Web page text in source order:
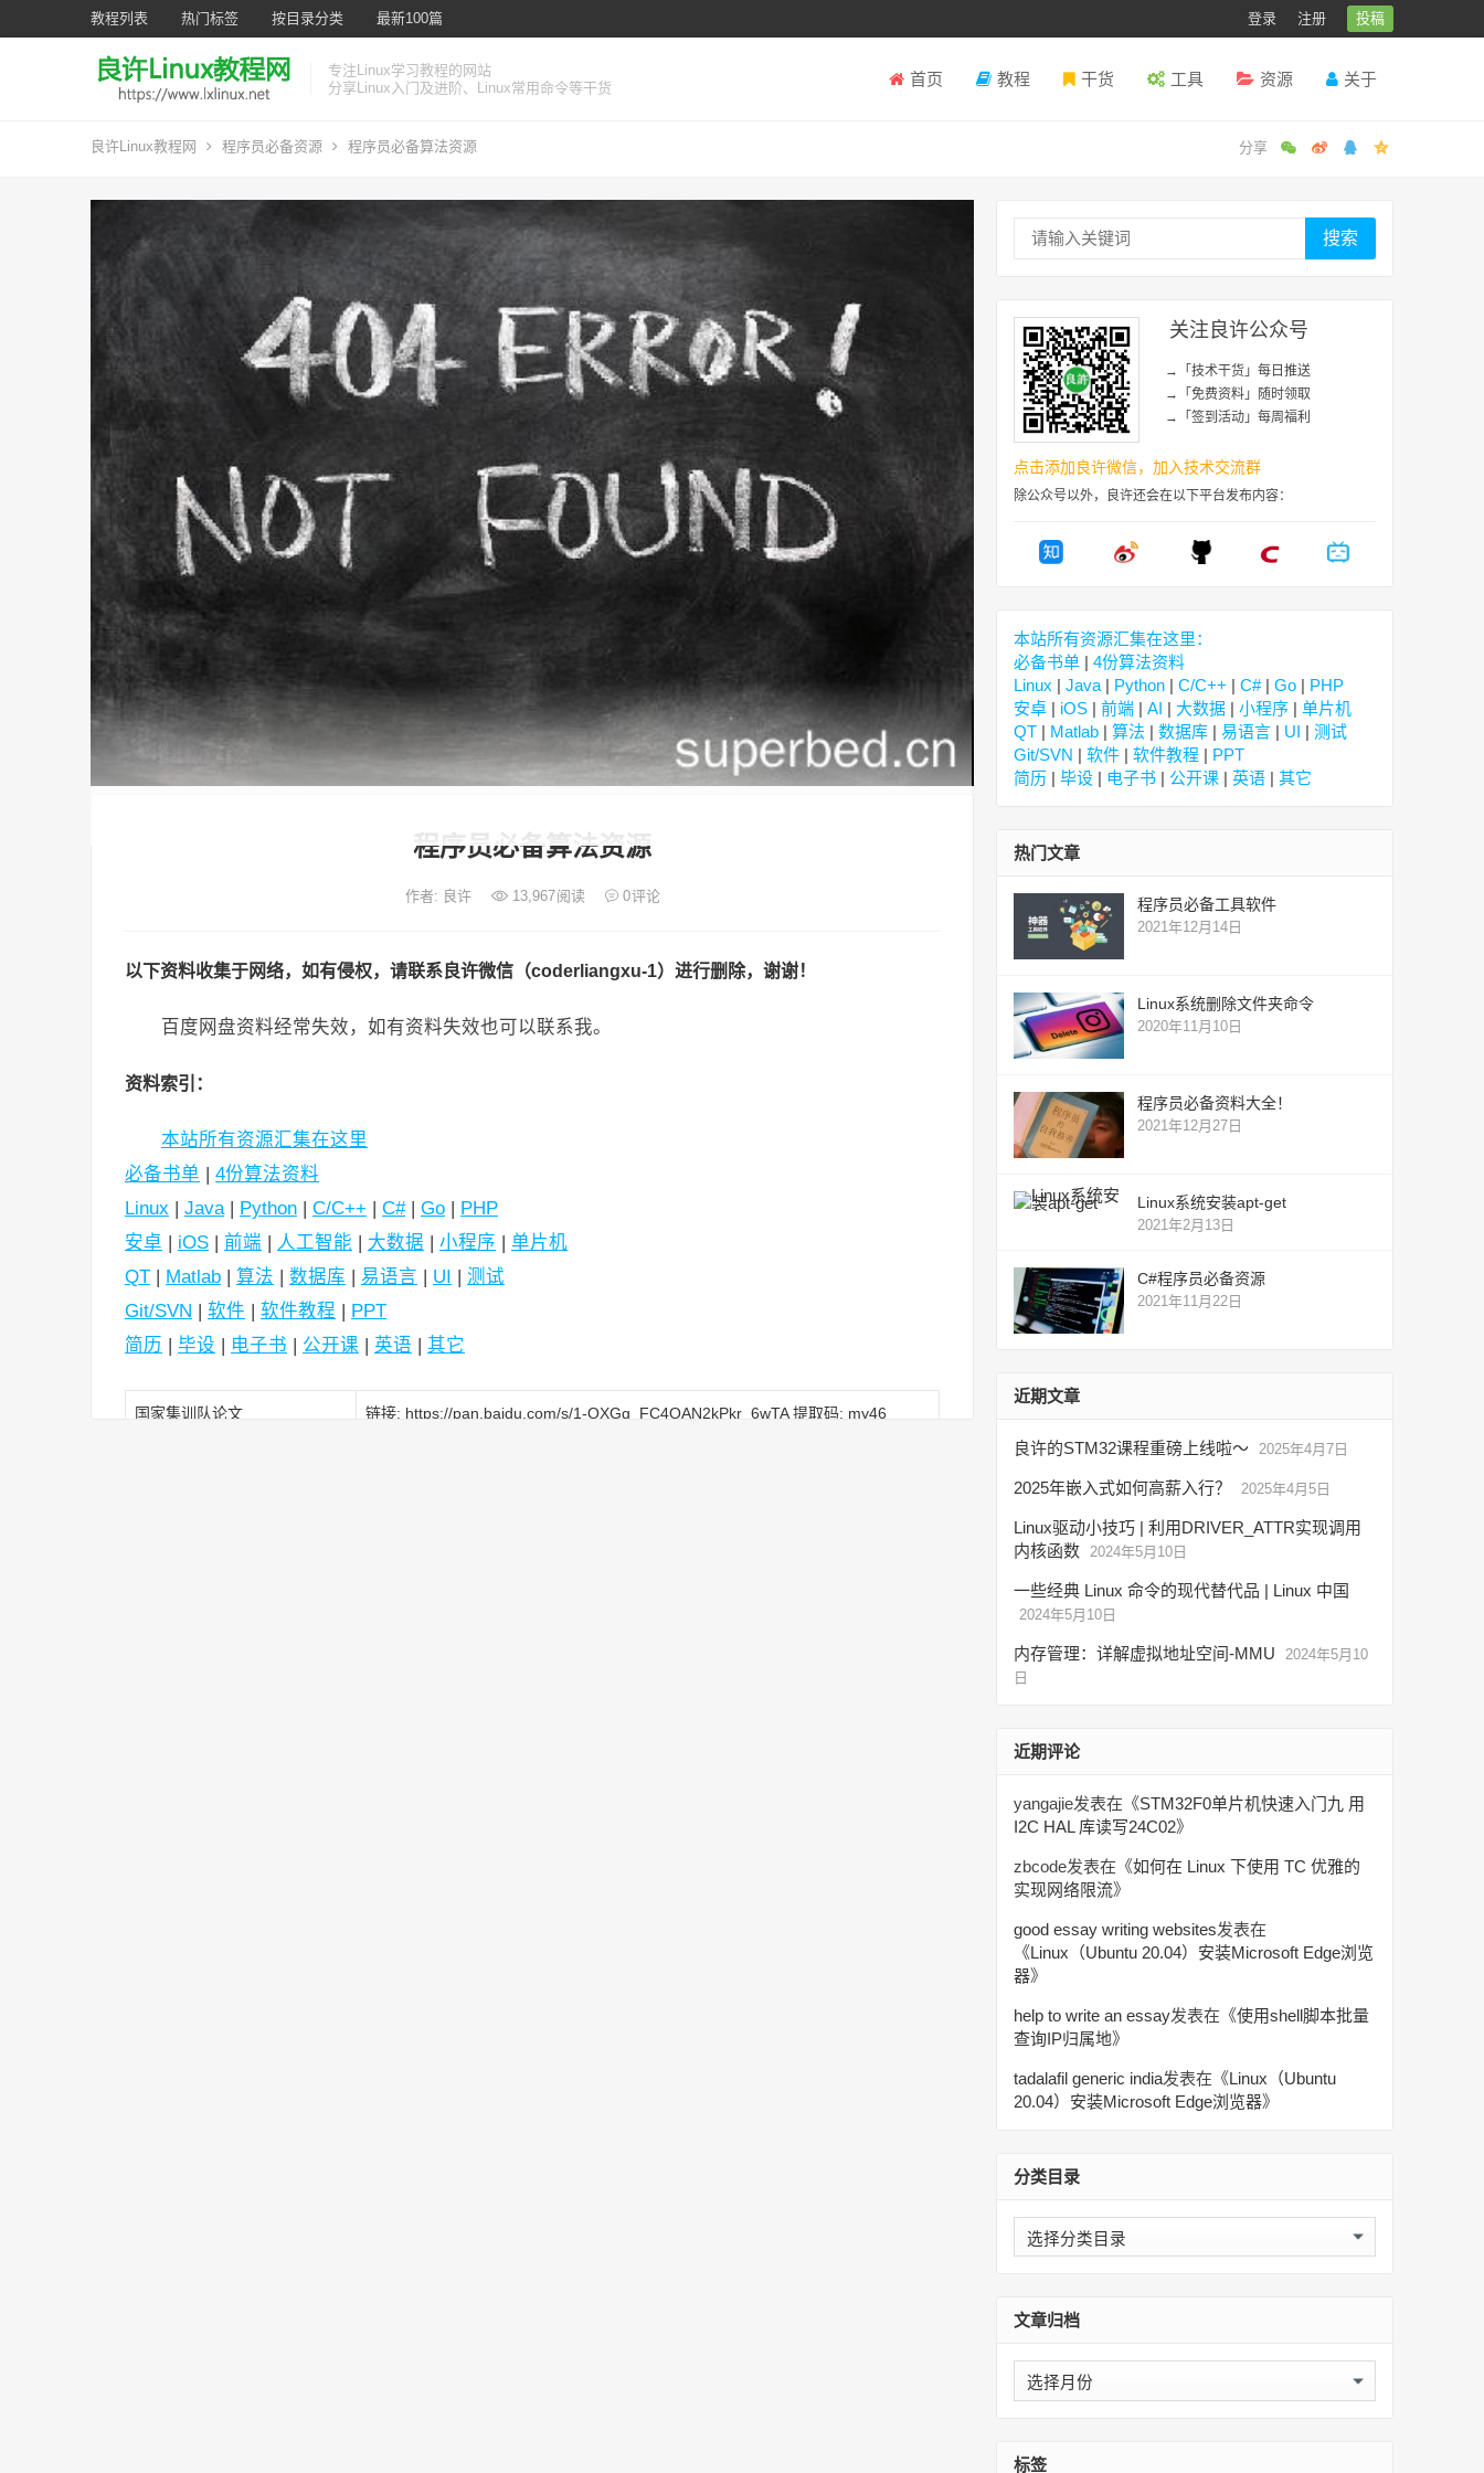
教程列表 热门标签 按目录分类 最新100篇 登录 注册 投稿
专注Linux学习教程的网站
分享Linux入门及进阶、Linux常用命令等干货
首页 教程 干货 工具 资源 关于
良许Linux教程网 程序员必备资源 程序员必备算法资源
程序员必备算法资源
作者: 良许 13,967阅读 0评论
以下资料收集于网络，如有侵权，请联系良许微信（coderliangxu-1）进行删除，谢谢！
百度网盘资料经常失效，如有资料失效也可以联系我。
资料索引：
本站所有资源汇集在这里
必备书单 | 4份算法资料
Linux | Java | Python | C/C++ | C#| Go | PHP
安卓 | iOS | 前端 | 人工智能 | 大数据 | 小程序 | 单片机
QT | Matlab | 算法 | 数据库 | 易语言 | UI | 测试
Git/SVN | 软件 | 软件教程 | PPT
简历 | 毕设 | 电子书 | 公开课 | 英语 | 其它
国家集训队论文 链接: https://pan.baidu.com/s/1-OXGg_FC4OAN2kPkr_6wTA 提取码: my46
搜索
关注良许公众号
→「技术干货」每日推送
→「免费资料」随时领取
→「签到活动」每周福利
点击添加良许微信，加入技术交流群
除公众号以外，良许还会在以下平台发布内容：
本站所有资源汇集在这里：
必备书单 | 4份算法资料
Linux | Java | Python | C/C++ | C#| Go | PHP
安卓 | iOS | 前端 | AI | 大数据 | 小程序 | 单片机
QT | Matlab | 算法 | 数据库 | 易语言 | UI | 测试
Git/SVN | 软件 | 软件教程 | PPT
简历 | 毕设 | 电子书 | 公开课 | 英语 | 其它
热门文章
程序员必备工具软件
2021年12月14日
Linux系统删除文件夹命令
2020年11月10日
程序员必备资料大全！
2021年12月27日
Linux系统安装apt-get
2021年2月13日
C#程序员必备资源
2021年11月22日
近期文章
良许的STM32课程重磅上线啦～ 2025年4月7日
2025年嵌入式如何高薪入行？ 2025年4月5日
Linux驱动小技巧 | 利用DRIVER_ATTR实现调用
内核函数 2024年5月10日
一些经典 Linux 命令的现代替代品 | Linux 中国
2024年5月10日
内存管理：详解虚拟地址空间-MMU
2024年5月10
日
近期评论
yangajie发表在《STM32F0单片机快速入门九 用
I2C HAL 库读写24C02》
zbcode发表在《如何在 Linux 下使用 TC 优雅的
实现网络限流》
good essay writing websites发表在
《Linux（Ubuntu 20.04）安装Microsoft Edge浏览
器》
help to write an essay发表在《使用shell脚本批量
查询IP归属地》
tadalafil generic india发表在《Linux（Ubuntu
20.04）安装Microsoft Edge浏览器》
分类目录
分
类
文章归档
文
章
标签